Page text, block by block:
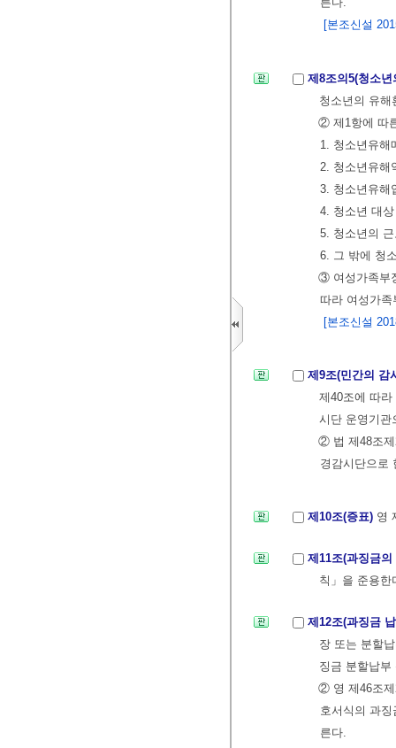
[본조신설
제8조의5(청소
청소년의 유
② 제1항에 따
1. 청소년유해
2. 청소년유해
3. 청소년유해
4. 청소년 대
5. 청소년의
6. 그 밖에 청
③ 여성가족부
따라 여성가
[본조신설
제9조(민간의 감
제40조에 따
시단 운영기관
② 법 제48조제
경감시단으로
제10조(증표) 영
제11조(과징금
칙」을 준용
제12조(과징금
장 또는 분할
징금 분할납부
② 영 제46조제
호서식의 과
른다.